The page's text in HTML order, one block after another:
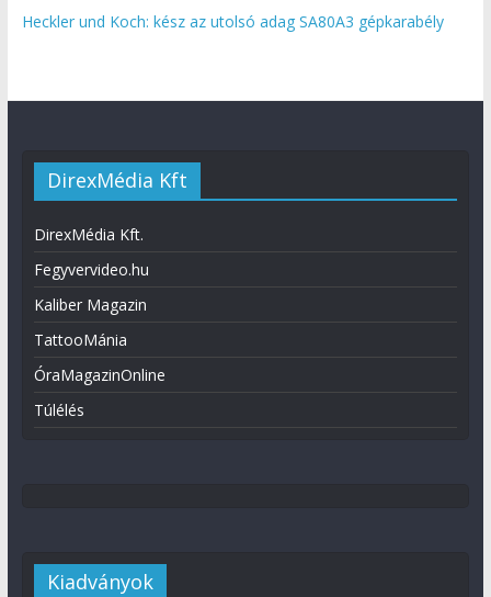
Heckler und Koch: kész az utolsó adag SA80A3 gépkarabély
DirexMédia Kft
DirexMédia Kft.
Fegyvervideo.hu
Kaliber Magazin
TattooMánia
ÓraMagazinOnline
Túlélés
Kiadványok